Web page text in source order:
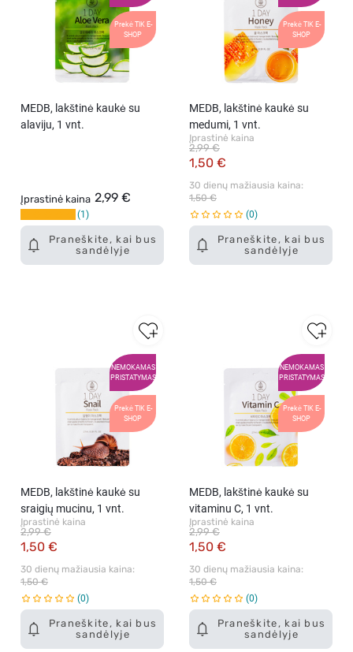
Prekė TIK E-
SHOP
Praneškite, kai bus
sandėlyje
MEDB, lakštinė kaukė su
alaviju, 1 vnt.
Įprastinė kaina 2,99 €
1
Prekė TIK E-
SHOP
Praneškite, kai bus
sandėlyje
MEDB, lakštinė kaukė su
medumi, 1 vnt.
Įprastinė kaina
1,50 €
2,99 €
30 dienų mažiausia kaina:
1,50 €
0
NEMOKAMAS
PRISTATYMAS
Prekė TIK E-
SHOP
Praneškite, kai bus
sandėlyje
MEDB, lakštinė kaukė su
sraigių mucinu, 1 vnt.
Įprastinė kaina
1,50 €
2,99 €
30 dienų mažiausia kaina:
1,50 €
0
NEMOKAMAS
PRISTATYMAS
Prekė TIK E-
SHOP
Praneškite, kai bus
sandėlyje
MEDB, lakštinė kaukė su
vitaminu C, 1 vnt.
Įprastinė kaina
1,50 €
2,99 €
30 dienų mažiausia kaina:
1,50 €
0